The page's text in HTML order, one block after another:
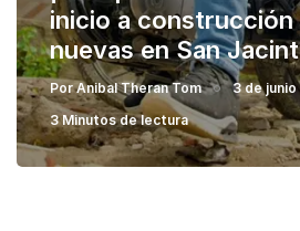
inicio a construcción
nuevas en San
PorAnibal Theran Tom
3 de
3 Minutos de lectura